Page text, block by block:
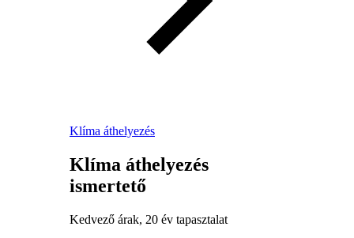
Klíma áthelyezés
Klíma áthelyezés
ismertető
Kedvező árak, 20 év tapasztalat